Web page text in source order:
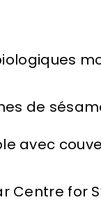
de
avec
Centre for